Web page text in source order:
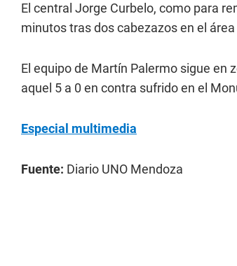
El central Jorge Curbelo, como para
minutos tras dos cabezazos en el
El equipo de Martín Palermo sigue en
aquel 5 a 0 en contra sufrido en el
Especial multimedia
Fuente: Diario UNO Mendoza